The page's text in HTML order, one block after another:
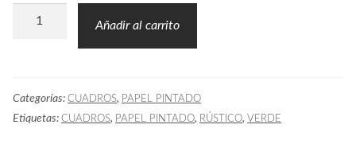
Papel
Verde
cantidad
Añadir al carrito
Categorías: CUADROS, PAPEL PINTADO
Etiquetas: CUADROS, PAPEL PINTADO, RÚSTICO, VERDE